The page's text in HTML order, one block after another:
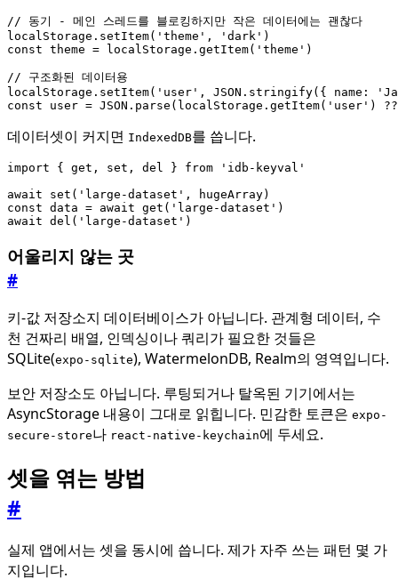
localStorage . setItem( 'theme' , 'dark' )
const theme = localStorage . getItem( 'theme' )
localStorage . setItem( 'user' , JSON . stringify({ name :
const
user = JSON . parse ( localStorage . getItem( 'user' ) ??
데이터셋이 커지면 IndexedDB를 씁니다.
import { get , set , del } from
'idb-keyval'
await
set ( 'large-dataset' , hugeArray)
const data = await get ( 'large-dataset' )
await del ( 'large-dataset' )
어울리지 않는 곳
#
키-값 저장소지 데이터베이스가 아닙니다. 관계형 데이터, 수
천 건짜리 배열, 인덱싱이나 쿼리가 필요한 것들은
SQLite(expo-sqlite), WatermelonDB, Realm의 영역입니다.
보안 저장소도 아닙니다. 루팅되거나 탈옥된 기기에서는
AsyncStorage 내용이 그대로 읽힙니다. 민감한 토큰은 expo-
secure-store나 react-native-keychain에 두세요.
셋을 엮는 방법
#
실제 앱에서는 셋을 동시에 씁니다. 제가 자주 쓰는 패턴 몇 가
지입니다.